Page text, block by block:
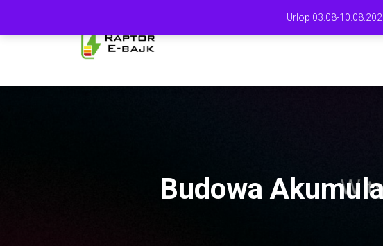
Urlop 03.08-
STRONA GŁÓWNA
Budowa